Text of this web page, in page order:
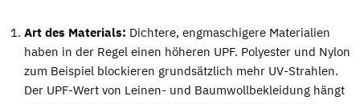
Art des Materials: Dichtere, engmaschigere Materialien
haben in der Regel einen höheren UPF. Polyester und Nylon
zum Beispiel blockieren grundsätzlich mehr UV-Strahlen.
Der UPF-Wert von Leinen- und Baumwollbekleidung hängt